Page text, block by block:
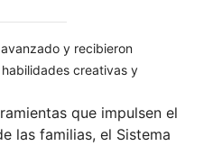
y recibieron
creativas y
que impulsen el
las familias, el Sistema